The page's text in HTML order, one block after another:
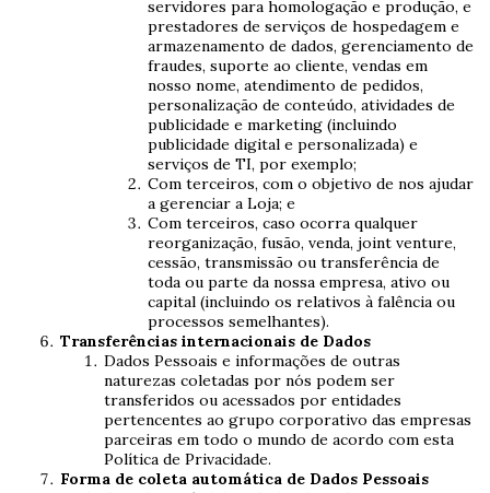
servidores para homologação e produção, e
prestadores de serviços de hospedagem e
armazenamento de dados, gerenciamento de
fraudes, suporte ao cliente, vendas em
nosso nome, atendimento de pedidos,
personalização de conteúdo, atividades de
publicidade e marketing (incluindo
publicidade digital e personalizada) e
serviços de TI, por exemplo;
Com terceiros, com o objetivo de nos ajudar
a gerenciar a Loja; e
Com terceiros, caso ocorra qualquer
reorganização, fusão, venda, joint venture,
cessão, transmissão ou transferência de
toda ou parte da nossa empresa, ativo ou
capital (incluindo os relativos à falência ou
processos semelhantes).
Transferências internacionais de Dados
Dados Pessoais e informações de outras
naturezas coletadas por nós podem ser
transferidos ou acessados por entidades
pertencentes ao grupo corporativo das empresas
parceiras em todo o mundo de acordo com esta
Política de Privacidade.
Forma de coleta automática de Dados Pessoais